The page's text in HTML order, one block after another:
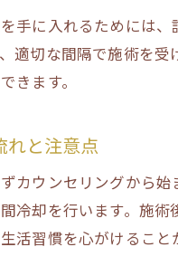
手に入れるためには
適切な間隔で施術を
きます。
れと注意点
カウンセリングから
冷却を行います。施
活習慣を心がけること